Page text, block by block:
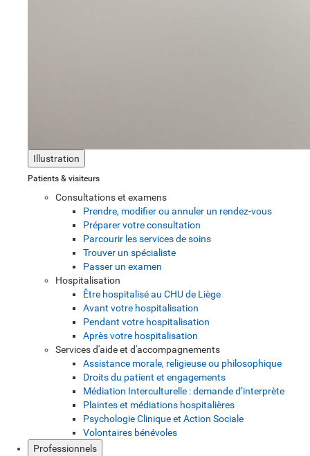
Illustration
Patients & visiteurs
Consultations et examens
Prendre, modifier ou annuler un rendez-vous
Préparer votre consultation
Parcourir les services de soins
Trouver un spécialiste
Passer un examen
Hospitalisation
Être hospitalisé au CHU de Liège
Avant votre hospitalisation
Pendant votre hospitalisation
Après votre hospitalisation
Services d'aide et d'accompagnements
Assistance morale, religieuse ou philosophique
Droits du patient et engagements
Médiation Interculturelle : demande d’interprète
Plaintes et médiations hospitalières
Psychologie Clinique et Action Sociale
Volontaires bénévoles
Professionnels